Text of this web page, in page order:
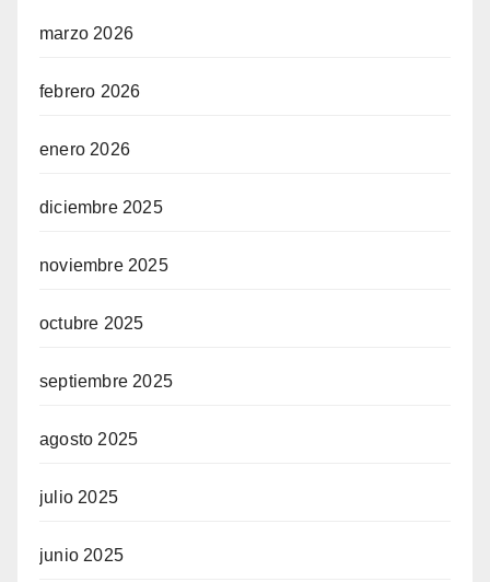
marzo 2026
febrero 2026
enero 2026
diciembre 2025
noviembre 2025
octubre 2025
septiembre 2025
agosto 2025
julio 2025
junio 2025